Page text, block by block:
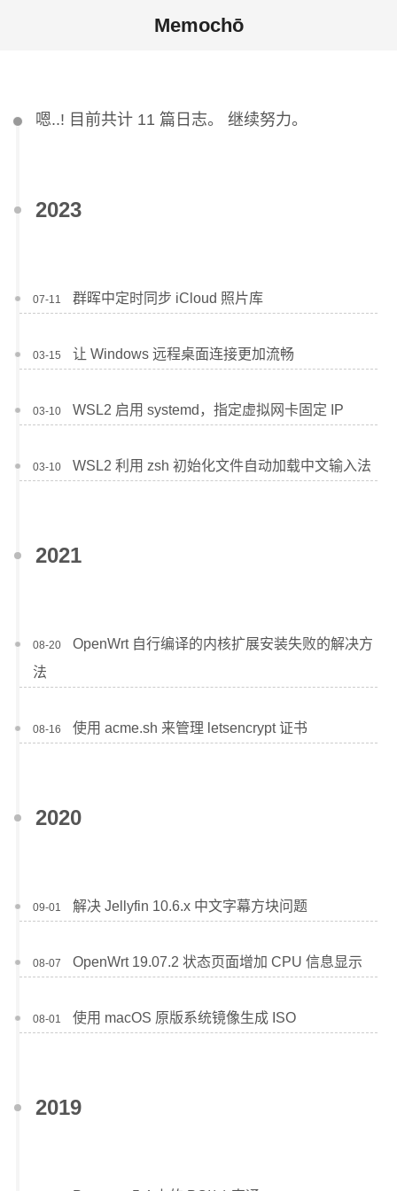
Memochō
嗯..! 目前共计 11 篇日志。 继续努力。
2023
07-11 群晖中定时同步 iCloud 照片库
03-15 让 Windows 远程桌面连接更加流畅
03-10 WSL2 启用 systemd，指定虚拟网卡固定 IP
03-10 WSL2 利用 zsh 初始化文件自动加载中文输入法
2021
08-20
OpenWrt 自行编译的内核扩展安装失败的解决方
法
08-16 使用 acme.sh 来管理 letsencrypt 证书
2020
09-01 解决 Jellyfin 10.6.x 中文字幕方块问题
08-07 OpenWrt 19.07.2 状态页面增加 CPU 信息显示
08-01 使用 macOS 原版系统镜像生成 ISO
2019